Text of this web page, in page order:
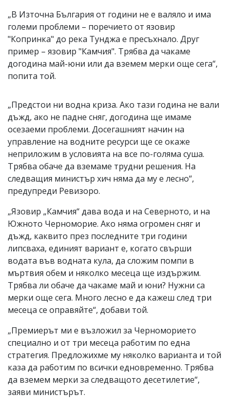
„В Източна България от години не е валяло и има
големи проблеми – поречието от язовир
"Копринка" до река Тунджа е пресъхнало. Друг
пример – язовир "Камчия". Трябва да чакаме
догодина май-юни или да вземем мерки още сега“,
попита той.
„Предстои ни водна криза. Ако тази година не вали
дъжд, ако не падне сняг, догодина ще имаме
осезаеми проблеми. Досегашният начин на
управление на водните ресурси ще се окаже
неприложим в условията на все по-голяма суша.
Трябва обаче да вземаме трудни решения. На
следващия министър хич няма да му е лесно“,
предупреди Ревизоро.
„Язовир „Камчия“ дава вода и на Северното, и на
Южното Черноморие. Ако няма огромен сняг и
дъжд, каквито през последните три години
липсваха, единият вариант е, когато свърши
водата във водната кула, да сложим помпи в
мъртвия обем и няколко месеца ще издържим.
Трябва ли обаче да чакаме май и юни? Нужни са
мерки още сега. Много лесно е да кажеш след три
месеца се оправяйте“, добави той.
„Премиерът ми е възложил за Черноморието
специално и от три месеца работим по една
стратегия. Предложихме му няколко варианта и той
каза да работим по всички едновременно. Трябва
да вземем мерки за следващото десетилетие“,
заяви министърът.